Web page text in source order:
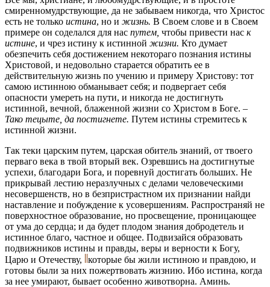
смиренномудрствующие, да не забываем никогда, что Христос
есть не только истина, но и жизнь. В Своем слове и в Своем
примере он соделался для нас путем, чтобы привести нас к
истине, и чрез истину к истинной жизни. Кто думает
обезпечить себя достижением некотораго познания истины
Христовой, и недовольно старается обратить ее в
действительную жизнь по учению и примеру Христову: тот
самою истинною обманывает себя; и подвергает себя
опасности умереть на пути, и никогда не достигнуть
истинной, вечной, блаженной жизни со Христом в Боге. –
Тако тецыте, да постигнете. Путем истины стремитесь к
истинной жизни.
Так теки царским путем, царская обитель знаний, от твоего
перваго века в твой вторый век. Озревшись на достигнутые
успехи, благодари Бога, и поревнуй достигать больших. Не
прикрывай лестию неразлучных с делами человеческими
несовершенств, но в безпристрастном их признании найди
наставление и побуждение к усовершениям. Распространяй не
поверхностное образование, но просвещение, проницающее
от ума до сердца; и да будет плодом знания добродетель и
истинное благо, частное и общее. Подвизайся образовать
подвижников истины и правды, веры и верности к Богу,
Царю и Отечеству,
которые бы жили истиною и правдою, и
готовы были за них пожертвовать жизнию. Ибо истина, когда
за нее умирают, бывает особенно животворна. Аминь.